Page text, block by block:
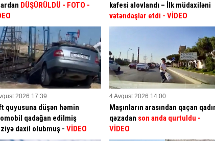
DÜŞÜRÜLDÜ - FOTO -
kafesi alovlandı – İlk müdaxiləni
vətəndaşlar etdi - VİDEO
2026 17:39
quyusuna düşən həmin
qadağan edilmiş
daxil olubmuş - VİDEO
4 Avqust 2026 14:00
Maşınların arasından qaçan
qəzadan son anda qurtuldu -
VİDEO